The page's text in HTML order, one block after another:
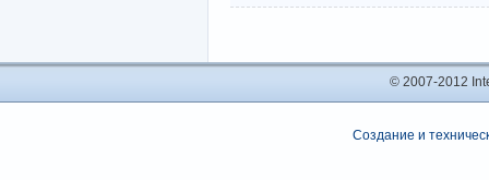
© 2007-2012
Создание и